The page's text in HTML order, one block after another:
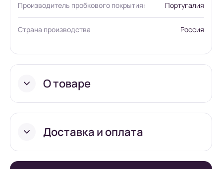
Производитель пробкового покрытия: Португалия
Страна производства Россия
О товаре
Доставка и оплата